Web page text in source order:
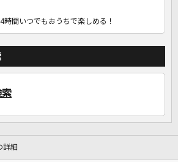
時間いつでもおうちで楽しめる！
索
詳細